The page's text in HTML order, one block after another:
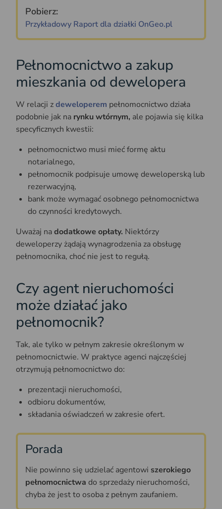
Pobierz:
Przykładowy Raport dla działki OnGeo.pl
Pełnomocnictwo a zakup
mieszkania od dewelopera
W relacji zdeweloperem pełnomocnictwo działa
podobnie jak na rynku wtórnym, ale pojawia się kilka
specyficznych kwestii:
pełnomocnictwo musi mieć formę aktu
notarialnego,
pełnomocnik podpisuje umowę deweloperską lub
rezerwacyjną,
bank może wymagać osobnego pełnomocnictwa
do czynności kredytowych.
Uważaj nadodatkowe opłaty. Niektórzy
deweloperzy żądają wynagrodzenia za obsługę
pełnomocnika, choć nie jest to regułą.
Czy agent nieruchomości
może działać jako
pełnomocnik?
Tak, ale tylko w pe­ł­nym za­kre­sie określonym w
pełnomocnictwie. W praktyce agenci najczęściej
otrzymują pełnomocnictwo do:
prezentacji nieruchomości,
odbioru dokumentów,
składania oświadczeń w zakresie ofert.
Porada
Nie powinno się udzielać agentowi szerokiego
pełnomocnictwa do sprzedaży nieruchomości,
chyba że jest to osoba z pełnym zaufaniem.